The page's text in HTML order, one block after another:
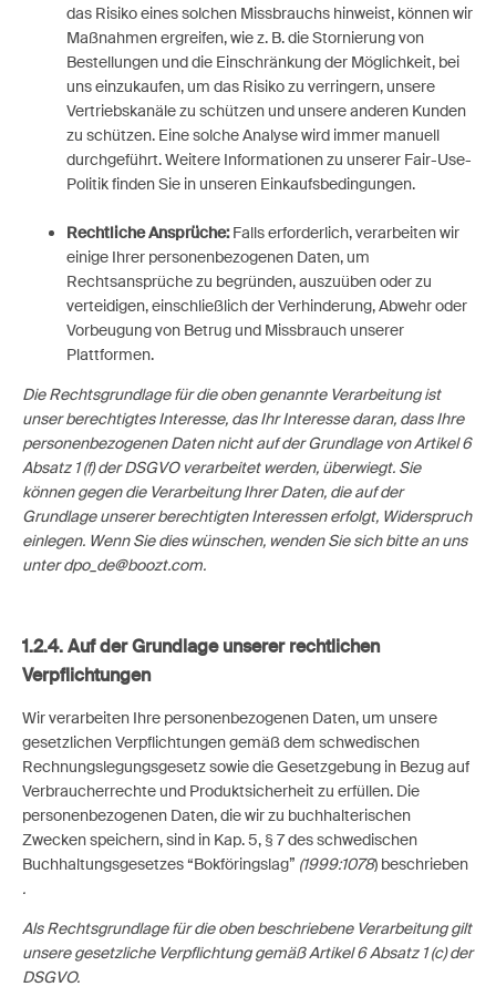
das Risiko eines solchen Missbrauchs hinweist, können wir
Maßnahmen ergreifen, wie z. B. die Stornierung von
Bestellungen und die Einschränkung der Möglichkeit, bei
uns einzukaufen, um das Risiko zu verringern, unsere
Vertriebskanäle zu schützen und unsere anderen Kunden
zu schützen. Eine solche Analyse wird immer manuell
durchgeführt. Weitere Informationen zu unserer Fair-Use-
Politik finden Sie in unseren Einkaufsbedingungen.
Rechtliche Ansprüche:Falls erforderlich, verarbeiten wir
einige Ihrer personenbezogenen Daten, um
Rechtsansprüche zu begründen, auszuüben oder zu
verteidigen, einschließlich der Verhinderung, Abwehr oder
Vorbeugung von Betrug und Missbrauch unserer
Plattformen.
Die Rechtsgrundlage für die oben genannte Verarbeitung ist
unser berechtigtes Interesse, das Ihr Interesse daran, dass Ihre
personenbezogenen Daten nicht auf der Grundlage von Artikel 6
Absatz 1 (f) der DSGVO verarbeitet werden, überwiegt. Sie
können gegen die Verarbeitung Ihrer Daten, die auf der
Grundlage unserer berechtigten Interessen erfolgt, Widerspruch
einlegen. Wenn Sie dies wünschen, wenden Sie sich bitte an uns
unter dpo_de@boozt.com.
1.2.4. Auf der Grundlage unserer rechtlichen
Verpflichtungen
Wir verarbeiten Ihre personenbezogenen Daten, um unsere
gesetzlichen Verpflichtungen gemäß dem schwedischen
Rechnungslegungsgesetz sowie die Gesetzgebung in Bezug auf
Verbraucherrechte und Produktsicherheit zu erfüllen. Die
personenbezogenen Daten, die wir zu buchhalterischen
Zwecken speichern, sind in Kap. 5, § 7 des schwedischen
Buchhaltungsgesetzes “Bokföringslag” (1999:1078) beschrieben
.
Als Rechtsgrundlage für die oben beschriebene Verarbeitung gilt
unsere gesetzliche Verpflichtung gemäß Artikel 6 Absatz 1 (c) der
DSGVO.